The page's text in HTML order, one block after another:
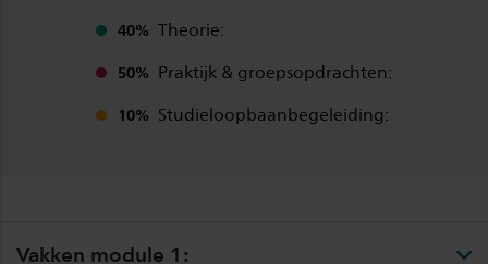
40% Theorie:
50% Praktijk & groepsopdrachten:
10% Studieloopbaanbegeleiding:
Vakken module 1: